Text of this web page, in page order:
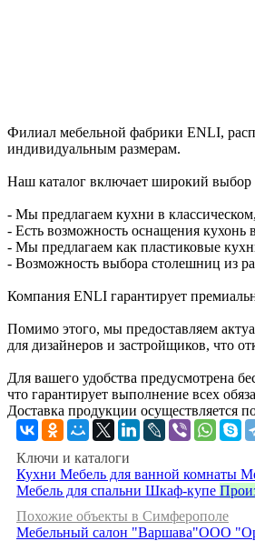
Филиал мебельной фабрики ENLI,
индивидуальным размерам.
Наш каталог включает широкий выбор
- Мы предлагаем кухни в
- Есть возможность оснащения кухонь
- Мы предлагаем как пластиковые
- Возможность выбора столешниц из
Компания ENLI гарантирует
Помимо этого, мы предоставляем
для дизайнеров и застройщиков, что
Для вашего удобства предусмотрена
что гарантирует выполнение всех
Доставка продукции осуществляется
Ключи и каталоги
Кухни Мебель для ванной комнаты
Мебель для спальни Шкаф-купе
Похожие объекты в Симферополе
Мебельный салон "Варшава"ООО